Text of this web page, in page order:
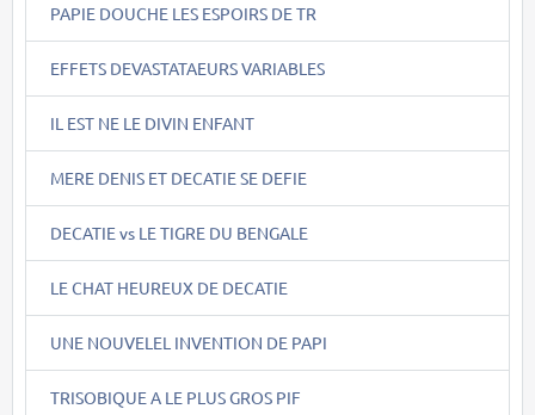
PAPIE DOUCHE LES ESPOIRS DE TR
EFFETS DEVASTATAEURS VARIABLES
IL EST NE LE DIVIN ENFANT
MERE DENIS ET DECATIE SE DEFIE
DECATIE vs LE TIGRE DU BENGALE
LE CHAT HEUREUX DE DECATIE
UNE NOUVELEL INVENTION DE PAPI
TRISOBIQUE A LE PLUS GROS PIF